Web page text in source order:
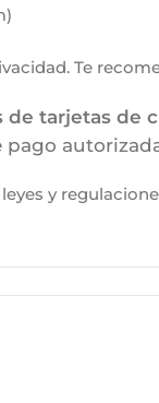
Te
de tarjetas de
y